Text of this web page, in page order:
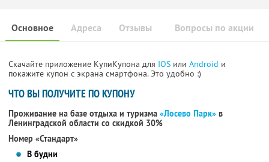
Основное Отзывы Вопросы по акции
Адреса
Скачайте приложение КупиКупона для IOS или Android и
покажите купон с экрана смартфона. Это удобно :)
ЧТО ВЫ ПОЛУЧИТЕ ПО КУПОНУ
Проживание на базе отдыха и туризма «Лосево Парк» в
Ленинградской области со скидкой 30%
Номер «Стандарт»
В будни